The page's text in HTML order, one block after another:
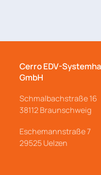
Cerro EDV-
GmbH
Schmalbachstraße16
38112 Braunschweig
Eschemannstraße 7
29525 Uelzen